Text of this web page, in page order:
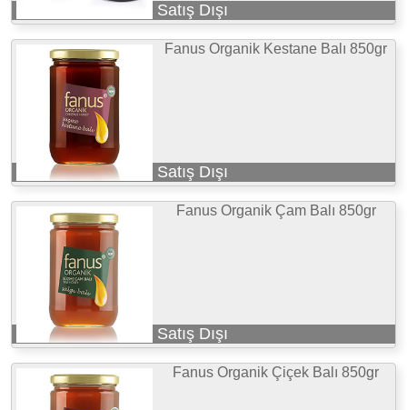
Satış Dışı
Fanus Organik Kestane Balı 850gr
Satış Dışı
Fanus Organik Çam Balı 850gr
Satış Dışı
Fanus Organik Çiçek Balı 850gr